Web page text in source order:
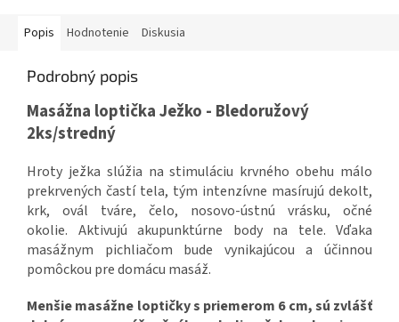
Popis Hodnotenie Diskusia
Podrobný popis
Masážna loptička Ježko - Bledoružový
2ks/stredný
Hroty ježka slúžia na stimuláciu krvného obehu málo
prekrvených častí tela, tým intenzívne masírujú dekolt,
krk, ovál tváre, čelo, nosovo-ústnú vrásku, očné
okolie. Aktivujú akupunktúrne body na tele. Vďaka
masážnym pichliačom bude vynikajúcou a účinnou
pomôckou pre domácu masáž.
Menšie masážne loptičky s priemerom 6 cm, sú zvlášť